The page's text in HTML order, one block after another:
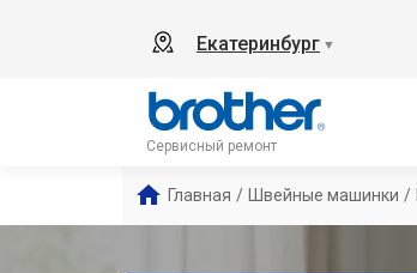
Екатеринбург ▼
Сервисный ремонт
Главная / Швейные машинки /